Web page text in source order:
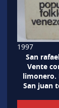
1997
San
Vente
limonero.
San juan